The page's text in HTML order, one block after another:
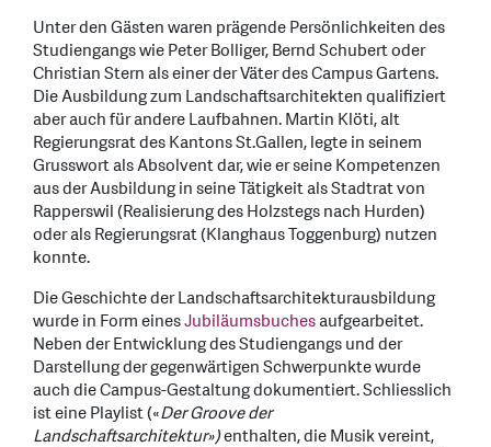
Unter den Gästen waren prägende Persönlichkeiten des
Studiengangs wie Peter Bolliger, Bernd Schubert oder
Christian Stern als einer der Väter des Campus Gartens.
Die Ausbildung zum Landschaftsarchitekten qualifiziert
aber auch für andere Laufbahnen. Martin Klöti, alt
Regierungsrat des Kantons St.Gallen, legte in seinem
Grusswort als Absolvent dar, wie er seine Kompetenzen
aus der Ausbildung in seine Tätigkeit als Stadtrat von
Rapperswil (Realisierung des Holzstegs nach Hurden)
oder als Regierungsrat (Klanghaus Toggenburg) nutzen
konnte.
Die Geschichte der Landschaftsarchitekturausbildung
wurde in Form einesJubiläumsbuchesaufgearbeitet.
Neben der Entwicklung des Studiengangs und der
Darstellung der gegenwärtigen Schwerpunkte wurde
auch die Campus-Gestaltung dokumentiert. Schliesslich
ist eine Playlist («Der Groove der
Landschaftsarchitektur»)enthalten, die Musik vereint,